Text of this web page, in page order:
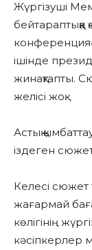
Жүргізуші
бейтараптыққа
ішінде
жинақтапты.
желісі жоқ.
Астық
іздеген
Келесі сюжет
жағармай
көлігінің
кәсіпкерлер